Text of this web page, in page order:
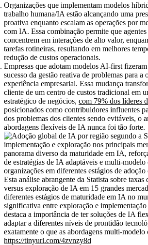
Organizações que implementam modelos
trabalho humana/IA estão alcançando uma
proativa enquanto escalam as operações por
com IA. Essa combinação permite que agentes
concentrem em interações de alto valor,
tarefas rotineiras, resultando em melhores
redução de custos operacionais.
Empresas que adotam modelos AI-first
sucesso da gestão reativa de problemas para a
experiência empresarial. Essa mudança
cliente de um centro de custos tradicional em
estratégico de negócios, com 79% dos líderes
posicionados como contribuidores influentes
dos problemas dos clientes sendo evitáveis, o
abordagens flexíveis de IA nunca foi tão forte.
Esta análise abrangente da Statista sobre taxas
versus exploração de IA em 15 grandes
diferentes estágios de maturidade em IA no
significativa entre exploração e
destaca a importância de ter soluções de IA
adaptar a diferentes níveis de prontidão
exatamente o que as abordagens multi-modelo
https://tinyurl.com/4zvnzy8d